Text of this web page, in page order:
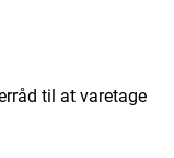
til at varetage